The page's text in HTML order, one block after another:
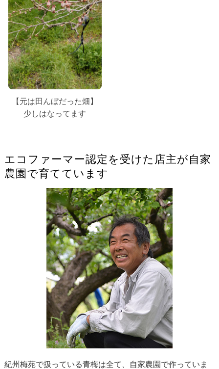
【元は田んぼだった畑】
少しはなってます
エコファーマー認定を受けた店主が自家
農園で育てています
紀州梅苑で扱っている青梅は全て、自家農園で作っていま